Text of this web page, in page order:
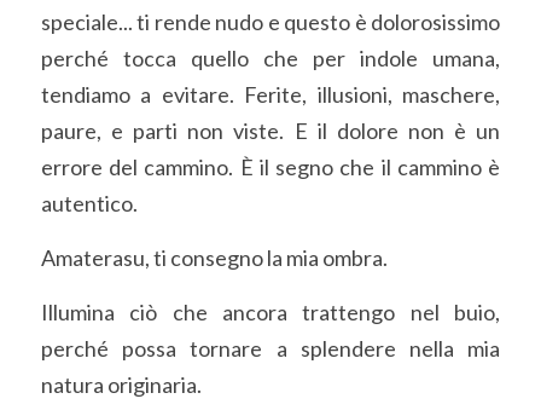
speciale... ti rende nudo e questo è dolorosissimo
perché tocca quello che per indole umana,
tendiamo a evitare. Ferite, illusioni, maschere,
paure, e parti non viste. E il dolore non è un
errore del cammino. È il segno che il cammino è
autentico.
Amaterasu, ti consegno la mia ombra.
Illumina ciò che ancora trattengo nel buio,
perché possa tornare a splendere nella mia
natura originaria.